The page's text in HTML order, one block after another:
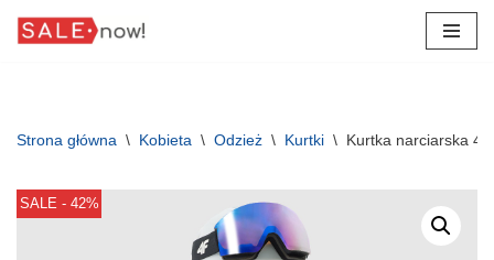
Strona główna \ Kobieta \ Odzież \ Kurtki \ Kurtka narciarska
SALE - 42%